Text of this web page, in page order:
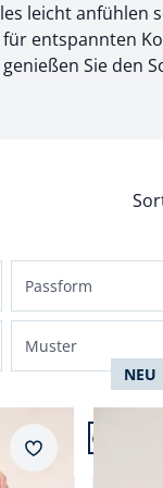
leicht
entspannten
Sie den
Passform
Langgrößen
normale Größen
Regular Fit
Muster
gemustert
Merkzettel
Artikel 3
NEU